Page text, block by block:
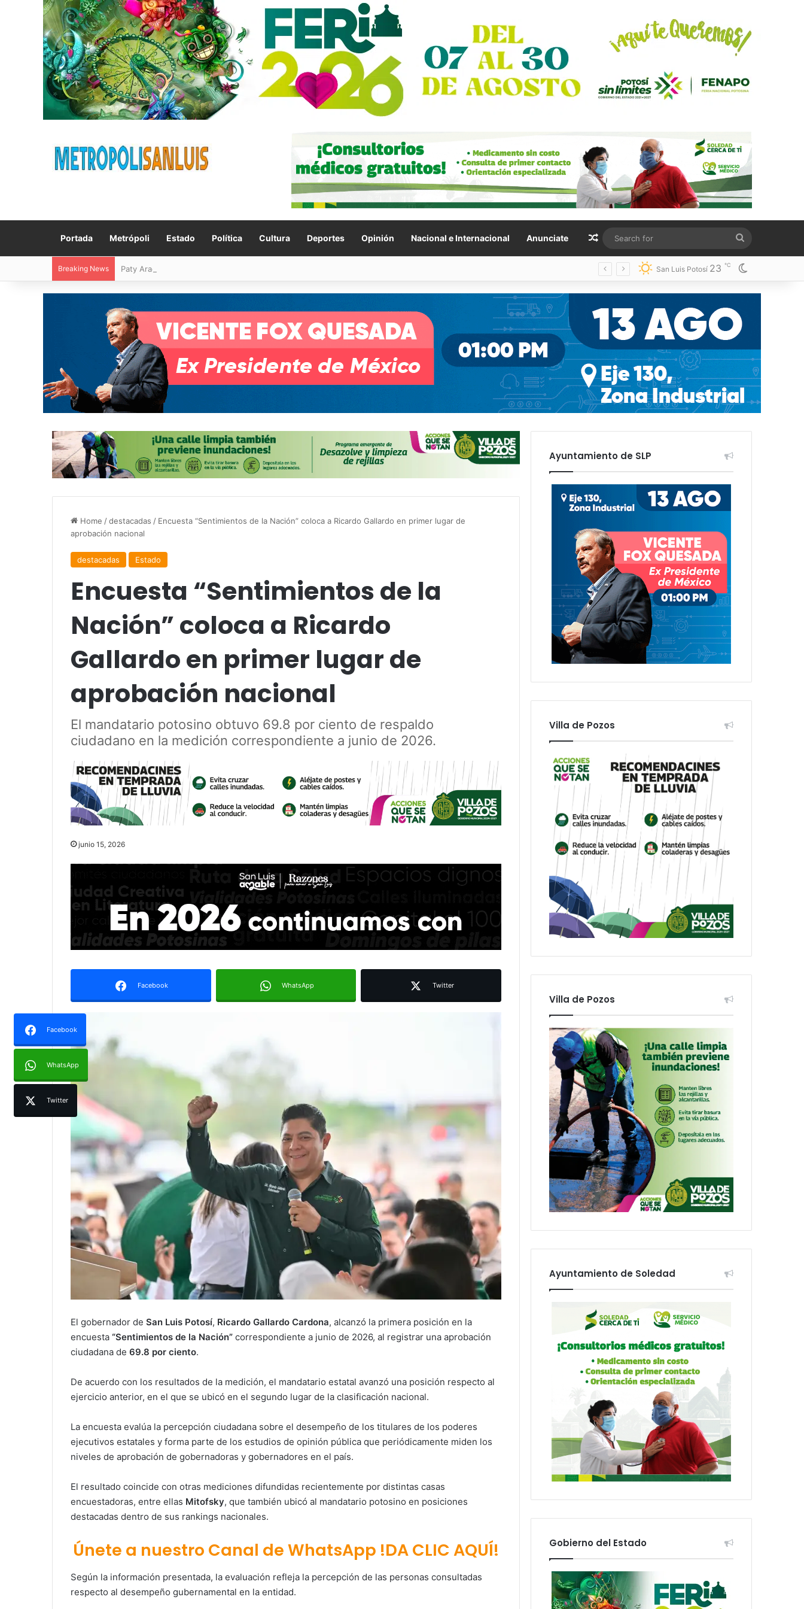
Portada Metrópoli Estado Política Cultura Deportes Opinión Nacional e Internacional Anunciate Random Article
for
Breaking News Paty Aradillas destaca impacto del nuevo desnivel de Circuito Potosí en la movilidad de Villa de Pozos San Luis Potosí 23 ℃
Home /destacadas / Encuesta “Sentimientos de la Nación” coloca a Ricardo Gallardo en primer lugar de
aprobación nacional
destacadas Estado
Encuesta “Sentimientos de la
Nación” coloca a Ricardo
Gallardo en primer lugar de
aprobación nacional
El mandatario potosino obtuvo 69.8 por ciento de respaldo
ciudadano en la medición correspondiente a junio de 2026.
junio 15, 2026
Facebook WhatsApp Twitter
Facebook
WhatsApp
Twitter
El gobernador de San Luis Potosí, Ricardo Gallardo Cardona, alcanzó la primera posición en la
encuesta “Sentimientos de la Nación” correspondiente a junio de 2026, al registrar una aprobación
ciudadana de 69.8 por ciento.
De acuerdo con los resultados de la medición, el mandatario estatal avanzó una posición respecto al
ejercicio anterior, en el que se ubicó en el segundo lugar de la clasificación nacional.
La encuesta evalúa la percepción ciudadana sobre el desempeño de los titulares de los poderes
ejecutivos estatales y forma parte de los estudios de opinión pública que periódicamente miden los
niveles de aprobación de gobernadoras y gobernadores en el país.
El resultado coincide con otras mediciones difundidas recientemente por distintas casas
encuestadoras, entre ellas Mitofsky, que también ubicó al mandatario potosino en posiciones
destacadas dentro de sus rankings nacionales.
Únete a nuestro Canal de WhatsApp !DA CLIC AQUÍ!
Según la información presentada, la evaluación refleja la percepción de las personas consultadas
respecto al desempeño gubernamental en la entidad.
Ayuntamiento de SLP
Villa de Pozos
Villa de Pozos
Ayuntamiento de Soledad
Gobierno del Estado